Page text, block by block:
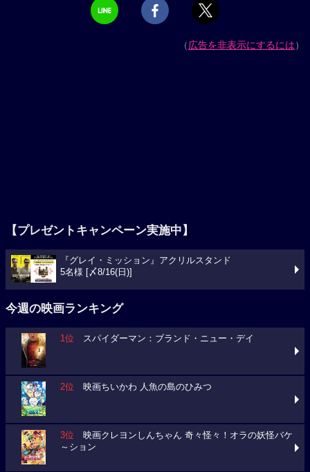
（広告を非表示にするには）
【プレゼントキャンペーン実施中】
『グレイ・ミッション』アクリルスタンド
5名様 [〆8/16(日)]
今週の映画ランキング
1位 スパイダーマン：ブランド・ニュー・デイ
2位 映画ちいかわ 人魚の島のひみつ
3位 映画クレヨンしんちゃん 奇々怪々！オラの妖怪バケ
～ション